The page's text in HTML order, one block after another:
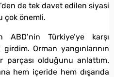
de tek davet edilen siyasi
çok önemli.
ABD’nin Türkiye’ye karşı
Orman yangınlarının
olduğunu anlattım.
hem içeride hem dışarıda